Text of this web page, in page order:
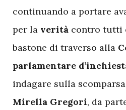
continuando a portare
per la verità contro tutti
bastone di traverso alla
parlamentare
indagare sulla
Mirella Gregori, da